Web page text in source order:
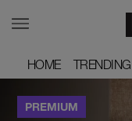
HOME
HOME TRENDING
TRENDING